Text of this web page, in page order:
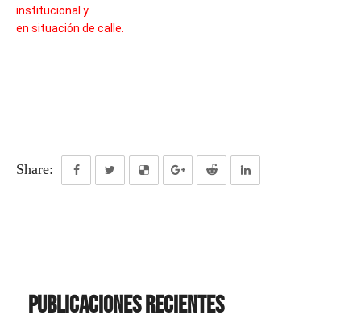
institucional y
en situación de calle.
Share:
Publicaciones recientes